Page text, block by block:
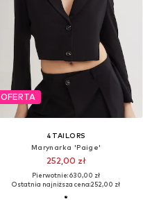
OFERTA
4TAILORS
Marynarka 'Paige'
252,00 zł
Pierwotnie: 630,00 zł
Ostatnia najniższa cena:252,00 zł